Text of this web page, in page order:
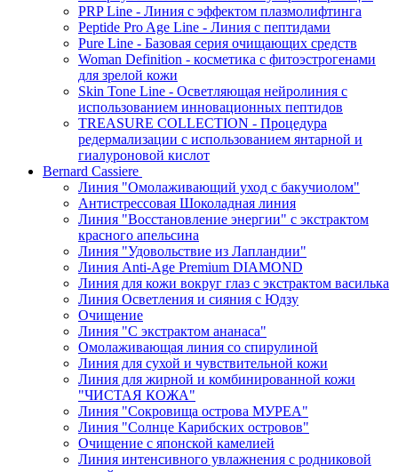
PRP Line - Линия с эффектом плазмолифтинга
Peptide Pro Age Line - Линия с пептидами
Pure Line - Базовая серия очищающих средств
Woman Definition - косметика с фитоэстрогенами
для зрелой кожи
Skin Tone Line - Осветляющая нейролиния с
использованием инновационных пептидов
TREASURE COLLECTION - Процедура
редермализации с использованием янтарной и
гиалуроновой кислот
Bernard Cassiere
Линия "Омолаживающий уход с бакучиолом"
Антистрессовая Шоколадная линия
Линия "Восстановление энергии" с экстрактом
красного апельсина
Линия "Удовольствие из Лапландии"
Линия Anti-Age Premium DIAMOND
Линия для кожи вокруг глаз с экстрактом василька
Линия Осветления и сияния с Юдзу
Очищение
Линия "С экстрактом ананаса"
Омолаживающая линия со спирулиной
Линия для сухой и чувствительной кожи
Линия для жирной и комбинированной кожи
"ЧИСТАЯ КОЖА"
Линия "Сокровища острова МУРЕА"
Линия "Солнце Карибских островов"
Очищение с японской камелией
Линия интенсивного увлажнения с родниковой